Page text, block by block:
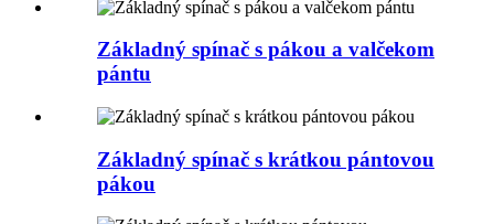
Základný spínač s pákou a valčekom
pántu
Základný spínač s krátkou pántovou
pákou